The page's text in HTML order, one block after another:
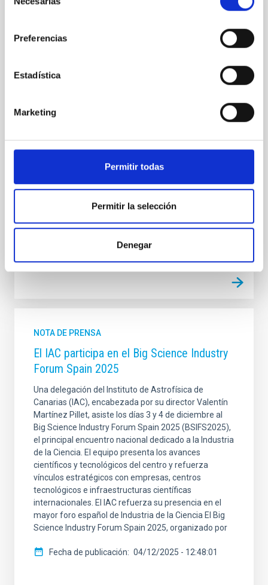
Preferencias
Estadística
Marketing
Permitir todas
Permitir la selección
Denegar
NOTA DE PRENSA
eclipse, a primeras figuras mundiales en el
El próximo 12 de agosto, coincidiendo con el eclipse
español, el Instituto de Astrofísica de Canarias (IAC),
referente mundial en física solar, convocará en
su mayoría al proyecto NATE, impulsado por este
lo que se convertirá en una de las propuestas
se realizarán en el país. Así, desde el día 10, se
desarrollarán las charlas y talleres en diversos puntos
Fecha de publicación
NOTA DE PRENSA
El IAC participa en el Big Science Industry
Forum Spain 2025
Una delegación del Instituto de Astrofísica de
Canarias (IAC), encabezada por su director Valentín
Martínez Pillet, asiste los días 3 y 4 de diciembre al
Big Science Industry Forum Spain 2025 (BSIFS2025),
el principal encuentro nacional dedicado a la Industria
de la Ciencia. El equipo presenta los avances
científicos y tecnológicos del centro y refuerza
vínculos estratégicos con empresas, centros
tecnológicos e infraestructuras científicas
internacionales. El IAC refuerza su presencia en el
mayor foro español de Industria de la Ciencia El Big
Science Industry Forum Spain 2025, organizado por
Fecha de publicación 04/12/2025 - 12:48:01